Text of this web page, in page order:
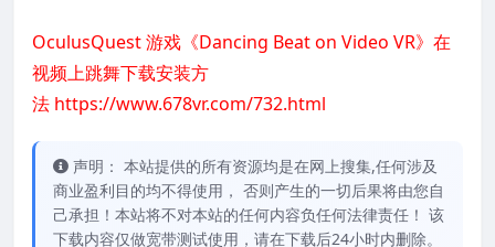
OculusQuest 游戏《Dancing Beat on Video VR》在
视频上跳舞下载安装方
法 https://www.678vr.com/732.html
声明： 本站提供的所有资源均是在网上搜集,任何涉及
商业盈利目的均不得使用， 否则产生的一切后果将由您自
己承担！本站将不对本站的任何内容负任何法律责任！ 该
下载内容仅做宽带测试使用，请在下载后24小时内删除。